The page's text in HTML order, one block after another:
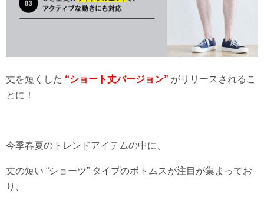
丈を短くした “ショート丈バージョン” がリリースされるこ
とに！
今季春夏のトレンドアイテムの中に、
丈の短い “ショーツ” タイプのボトムスが注目が集まってお
り、